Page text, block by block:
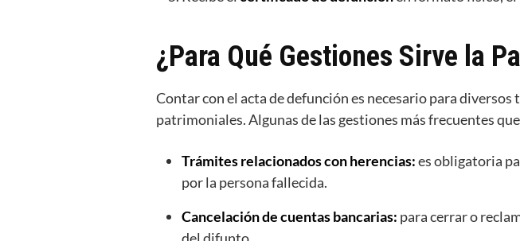
¿Para Qué Gestiones Sirve la
Contar con el acta de defunción es necesario para
patrimoniales. Algunas de las gestiones más frecuentes
Trámites relacionados con herencias:es obligatoria
por la persona fallecida.
Cancelación de cuentas bancarias: para cerrar o